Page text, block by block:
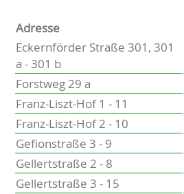
Schwentinental
Preetz
Heide
Bordesholm
Elmshorn
Adresse
Eckernförder Straße 301, 301
a - 301 b
Forstweg 29 a
Franz-Liszt-Hof 1 - 11
Franz-Liszt-Hof 2 - 10
Gefionstraße 3 - 9
Gellertstraße 2 - 8
Gellertstraße 3 - 15